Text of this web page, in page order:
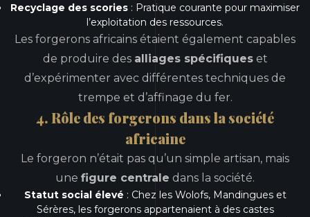
Recyclage des scories : Pratique courante pour maximiser
l’exploitation des ressources.
Les forgerons africains étaient également capables
de produire des alliages spécifiqueset
d’expérimenter avec différentes techniques de
trempe et d’affinage du fer.
4. Rôle des forgerons dans la société
africaine
Le forgeron n’était pas qu’un simple artisan, mais
une figure centrale dans la société.
Statut social élevé : Chez les Wolofs, Mandingues et
Sérères, les forgerons appartenaient à des castes